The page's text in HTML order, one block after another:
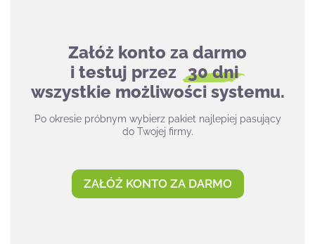
Załóż konto za darmo
i testuj przez 30 dni
wszystkie możliwości systemu.
Po okresie próbnym wybierz pakiet najlepiej pasujący
do Twojej firmy.
ZAŁÓŻ KONTO ZA DARMO